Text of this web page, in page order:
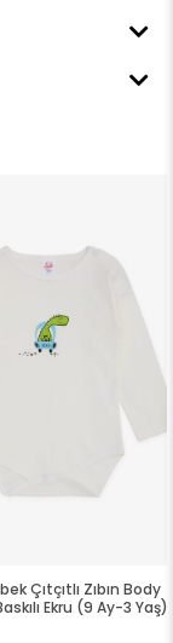
Çıtçıtlı Zıbın Body
Ekru (9 Ay-3 Yaş)